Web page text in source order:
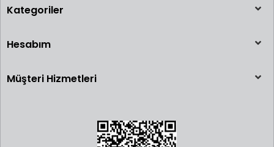
Kategoriler
Hesabım
Müşteri Hizmetleri